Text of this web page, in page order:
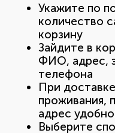
Укажите по
количество
корзину
Зайдите в
ФИО, адрес,
телефона
При
проживания,
адрес
Выберите